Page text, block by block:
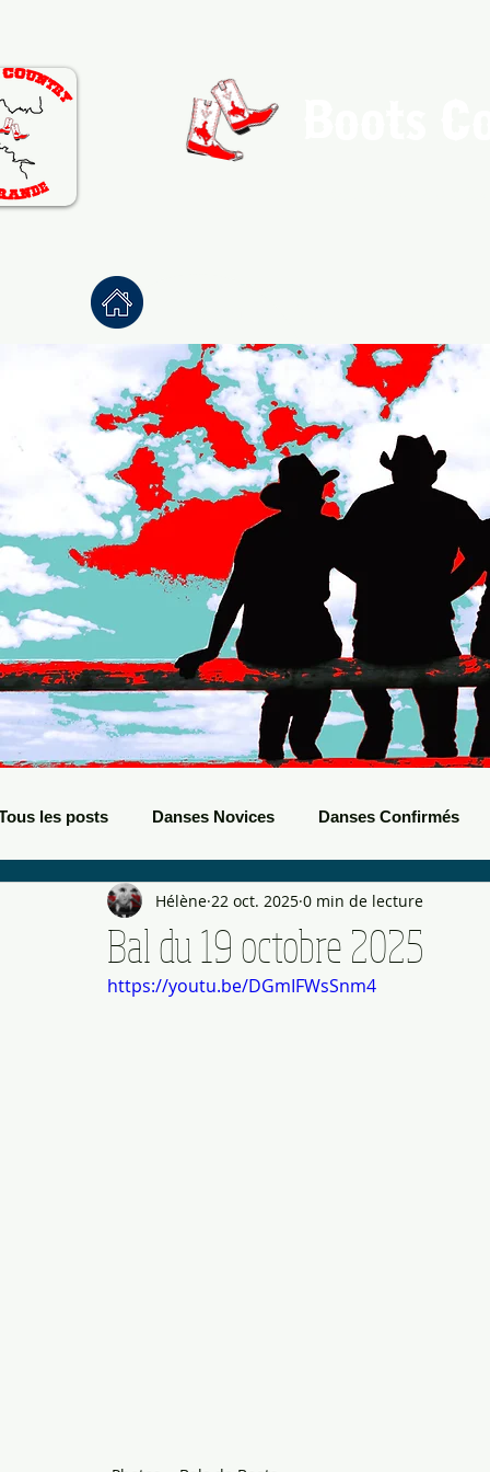
les posts Danses Novices Danses Confirmés
Danses Débutants Evènements Boots Bals de
Bal du 19 octobre 2025
Hélène 22 oct. 2025 0 min de lecture
https://youtu.be/DGmIFWsSnm4